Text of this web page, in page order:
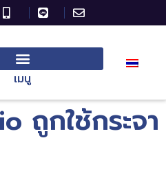
เมนู
ถูกใช้กระจา